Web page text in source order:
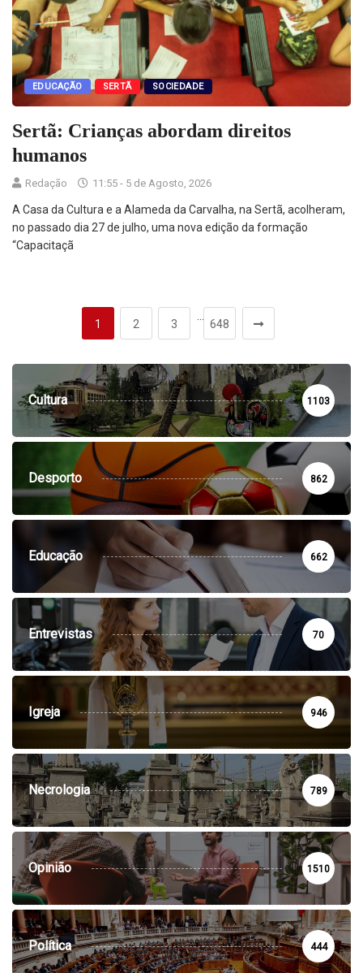
EDUCAÇÃO SERTÃ SOCIEDADE
Sertã: Crianças abordam direitos
humanos
Redação 11:55 - 5 de Agosto, 2026
A Casa da Cultura e a Alameda da Carvalha, na Sertã, acolheram,
no passado dia 27 de julho, uma nova edição da formação
“Capacitaçã
1 2 3 648
Cultura 1103
Desporto 862
Educação 662
Entrevistas 70
Igreja 946
Necrologia 789
Opinião 1510
Política 444